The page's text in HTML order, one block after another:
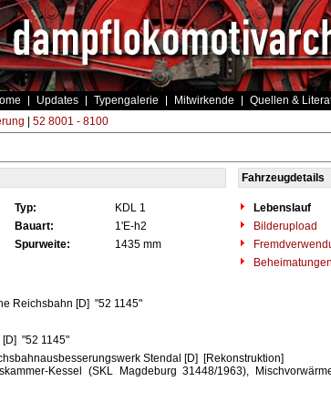
Updates Typengalerie Mitwirkende Quellen &
52 8001 - 8100
Fahrzeugdetails
Typ: KDL 1
Lebenslauf
Bauart: 1'E-h2
Bilderupload
Spurweite: 1435 mm
Reichsbahn [D] "52 1145"
[D] "52 1145"
Stendal [D] [Rekonstruktion]
Kessel (SKL Magdeburg 31448/1963),